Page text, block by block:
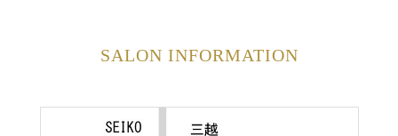
SALON INFORMATION